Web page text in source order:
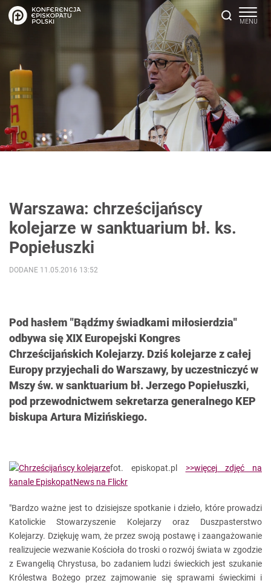
Warszawa: chrześcijańscy
kolejarze w sanktuarium bł. ks.
Popiełuszki
Pod hasłem "Bądźmy świadkami miłosierdzia"
odbywa się XIX Europejski Kongres
Chrześcijańskich Kolejarzy. Dziś kolejarze z całej
Europy przyjechali do Warszawy, by uczestniczyć w
Mszy św. w sanktuarium bł. Jerzego Popiełuszki,
pod przewodnictwem sekretarza generalnego KEP
biskupa Artura Mizińskiego.
DODANE 11.05.2016 13:52
fot. episkopat.pl >>więcej zdjęć na
kanale EpiskopatNews na Flickr
"Bardzo ważne jest to dzisiejsze spotkanie i dzieło, które prowadzi
Katolickie Stowarzyszenie Kolejarzy oraz Duszpasterstwo
Kolejarzy. Dziękuję wam, że przez swoją postawę i zaangażowanie
realizujecie wezwanie Kościoła do troski o rozwój świata w zgodzie
z Ewangelią Chrystusa, bo zadaniem ludzi świeckich jest szukanie
Królestwa Bożego przez zajmowanie się sprawami świeckimi i